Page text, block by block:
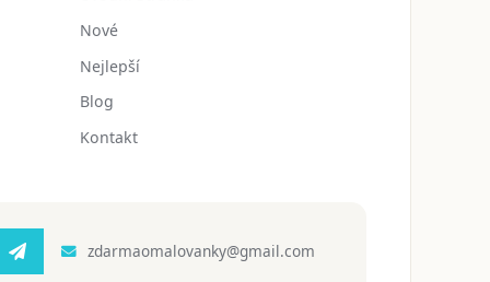
Nové
Nejlepší
Blog
Kontakt
zdarmaomalovanky@gmail.com